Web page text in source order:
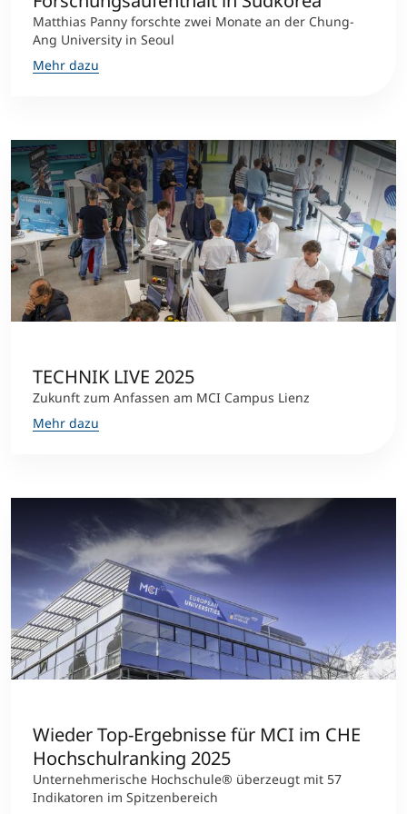
Matthias Panny forschte zwei Monate an der Chung-
Ang University in Seoul
Mehr dazu
TECHNIK LIVE 2025
Zukunft zum Anfassen am MCI Campus Lienz
Mehr dazu
Wieder Top-Ergebnisse für MCI im CHE
Hochschulranking 2025
Unternehmerische Hochschule® überzeugt mit 57
Indikatoren im Spitzenbereich